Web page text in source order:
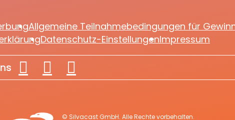
Allgemeine Teilnahmebedingungen für
Datenschutz-EinstellungenImpressum
© Silvacast GmbH. Alle Rechte vorbehalten.